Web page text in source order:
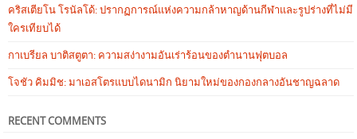
คริสเตียโน โรนัลโด้: ปรากฏการณ์แห่งความกล้าหาญด้านกีฬาและรูปร่างที่ไม่มี
ใครเทียบได้
กาเบรียล บาติสตูตา: ความสง่างามอันเร่าร้อนของตำนานฟุตบอล
โจชัว คิมมิช: มาเอสโตรแบบไดนามิก นิยามใหม่ของกองกลางอันชาญฉลาด
RECENT COMMENTS